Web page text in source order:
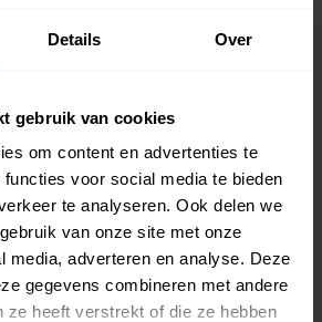
Details Over
gebruik van cookies
om content en advertenties te
voor social media te bieden
te analyseren. Ook delen we
van onze site met onze
media, adverteren en analyse. Deze
gegevens combineren met andere
ze heeft verstrekt of die ze hebben
50%
0%